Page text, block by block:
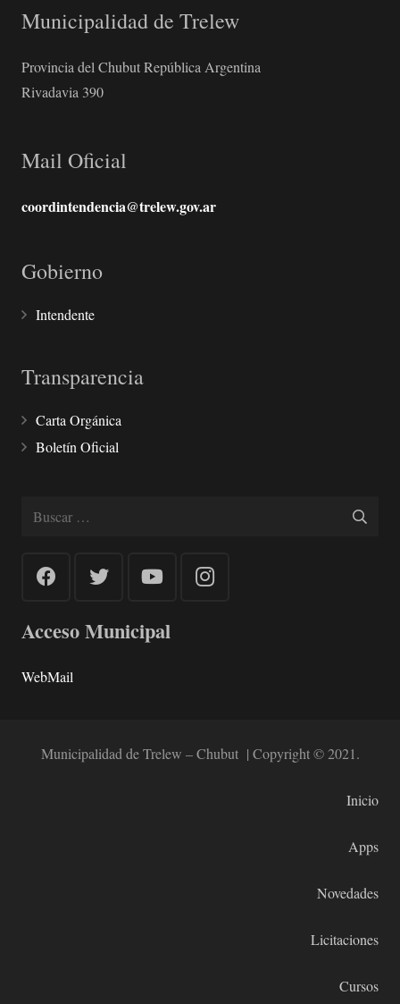
Municipalidad de Trelew
Provincia del Chubut República Argentina
Rivadavia 390
Mail Oficial
coordintendencia@trelew.gov.ar
Gobierno
Intendente
Transparencia
Carta Orgánica
Boletín Oficial
Acceso Municipal
WebMail
Municipalidad de Trelew – Chubut | Copyright © 2021.
Inicio
Apps
Novedades
Licitaciones
Cursos